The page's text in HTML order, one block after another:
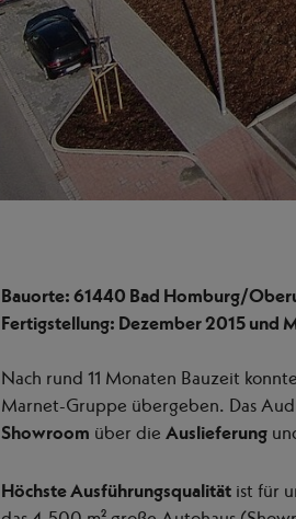
Bauorte: 61440 Bad Homburg/
Fertigstellung: Dezember 2015 und
Nach rund 11 Monaten Bauzeit
Marnet-Gruppe übergeben. Das
Showroom über die Auslieferung
Höchste Ausführungsqualität ist für